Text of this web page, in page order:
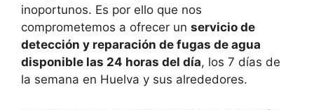
inoportunos. Es por ello que nos
comprometemos a ofrecer un servicio de
detección y reparación de fugas de agua
disponible las 24 horas del día, los 7 días de
la semana en Huelva y sus alrededores.